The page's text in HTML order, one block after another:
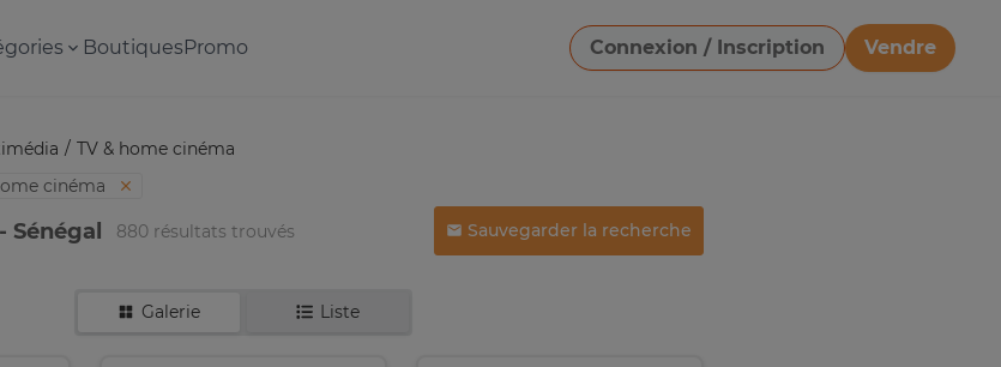
BoutiquesPromo Connexion / Inscription
Vendre
Télécharger une image
TV & home cinéma
cinéma
Sénégal 880 résultats trouvés Sauvegarder la recherche
Galerie Liste